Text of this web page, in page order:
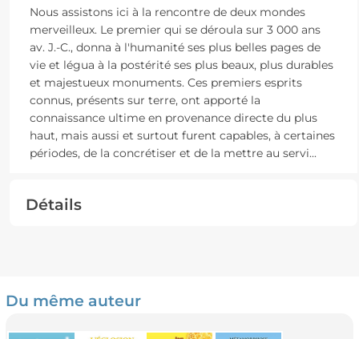
Nous assistons ici à la rencontre de deux mondes
merveilleux. Le premier qui se déroula sur 3 000 ans
av. J.-C., donna à l'humanité ses plus belles pages de
vie et légua à la postérité ses plus beaux, plus durables
et majestueux monuments. Ces premiers esprits
connus, présents sur terre, ont apporté la
connaissance ultime en provenance directe du plus
haut, mais aussi et surtout furent capables, à certaines
périodes, de la concrétiser et de la mettre au servi...
Détails
Du même auteur